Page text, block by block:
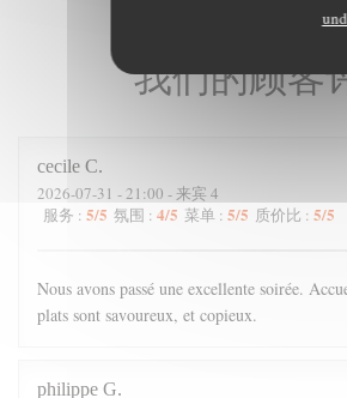
我们的顾客
cecile C
2026-07-31 - 21:00 - 来宾 4
服务 : 5/5 氛围 : 4/5 菜单 : 5/5 质价比 : 5/5
Nous avons passé une excellente soirée.
plats sont savoureux, et copieux.
philippe G